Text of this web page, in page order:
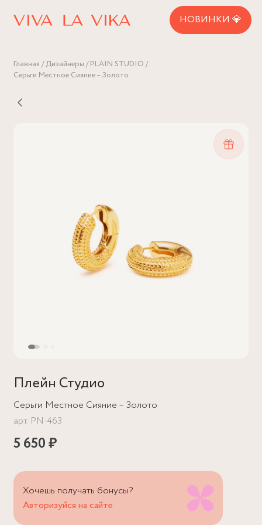
НОВИНКИ 💎
Главная Дизайнеры
PLAIN STUDIO
Серьги Местное Сияние – Золото
Плейн Студио
Серьги Местное Сияние – Золото
арт. PN-463
5 650 ₽
Хочешь получать бонусы?
Авторизуйся на сайте